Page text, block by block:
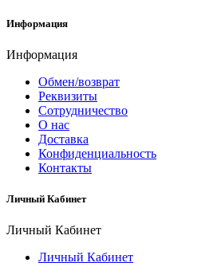
Информация
Информация
Обмен/возврат
Реквизиты
Сотрудничество
О нас
Доставка
Конфиденциальность
Контакты
Личный Кабинет
Личный Кабинет
Личный Кабинет